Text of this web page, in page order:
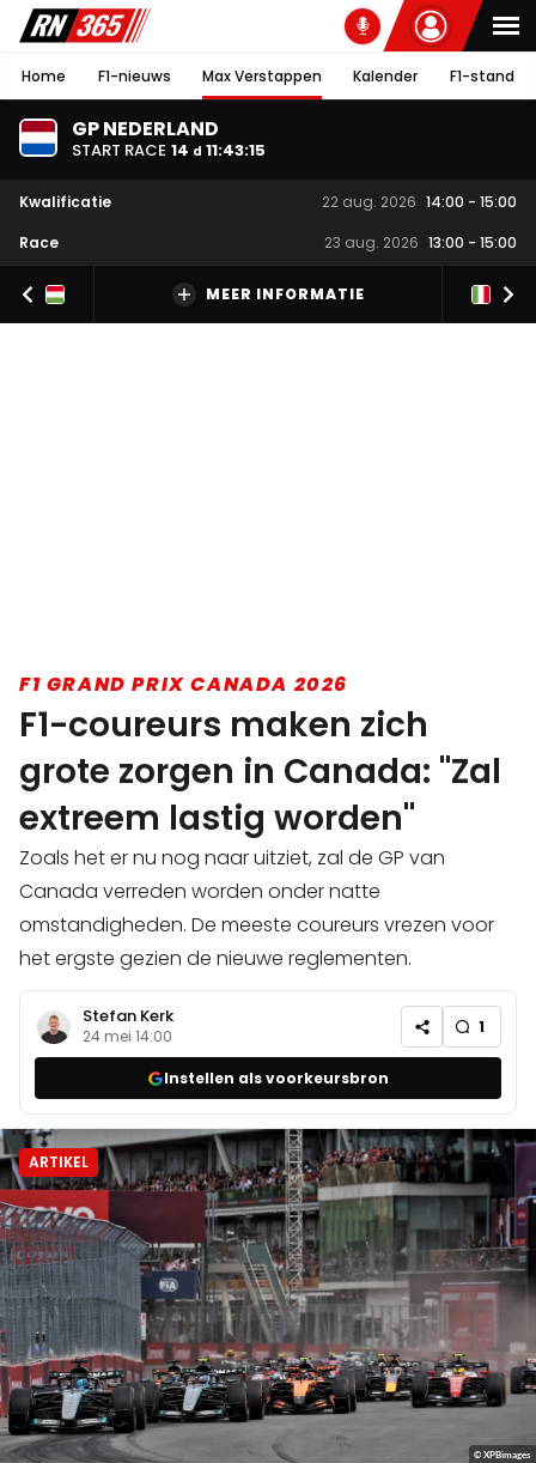
Home F1-nieuws Max Verstappen Kalender F1-stand
GP NEDERLAND
START RACE 14 d 11:43:14
Kwalificatie 22 aug. 2026 14:00 - 15:00
Race
23 aug. 2026 13:00 - 15:00
MEER INFORMATIE
F1 GRAND PRIX CANADA 2026
F1-coureurs maken zich
grote zorgen in Canada: "Zal
extreem lastig worden"
Zoals het er nu nog naar uitziet, zal de GP van
Canada verreden worden onder natte
omstandigheden. De meeste coureurs vrezen voor
het ergste gezien de nieuwe reglementen.
Stefan Kerk
24 mei 14:00 1
Instellen als voorkeursbron
ARTIKEL
© XPBimages